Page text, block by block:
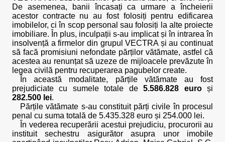
De asemenea, banii încasați ca urmare a încheierii
acestor contracte nu au fost folosiți pentru edificarea
imobilelor, ci în scop personal sau folosiți la alte proiecte
imobiliare. În plus, inculpații s-au implicat și în intrarea în
insolvență a firmelor din grupul VECTRA și au continuat
să facă promisiuni nefondate părților vătămate, astfel că
acestea au renunțat să uzeze de mijloacele prevăzute în
legea civilă pentru recuperarea pagubelor create.
În această modalitate, părțile vătămate au fost
prejudiciate cu sumele totale de5.586.828 euroși
282.500 lei.
Părțile vătămate s-au constituit părți civile în procesul
penal cu suma totală de 5.435.328 euro și 254.000 lei.
În vederea recuperării acestui prejudiciu, procurorii au
instituit sechestru asigurător asupra unor imobile